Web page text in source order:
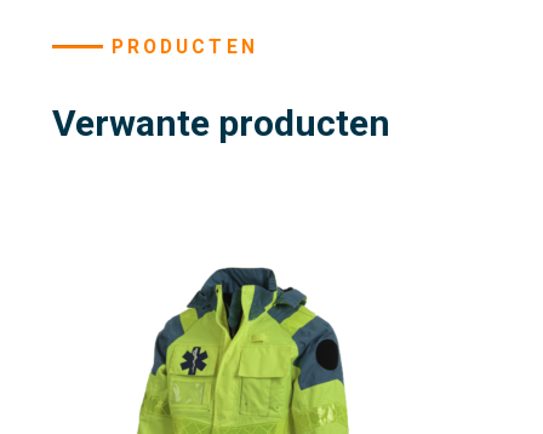
PRODUCTEN
Verwante producten